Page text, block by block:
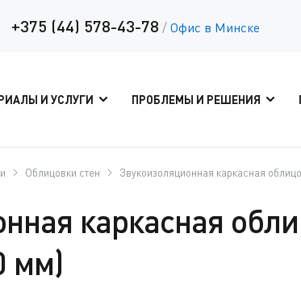
+375 (44) 578-43-78 / Офис в Минске
И УСЛУГИ ПРОБЛЕМЫ И РЕШЕНИЯ
Облицовки стен Звукоизоляционная каркасная
каркасная
мм)